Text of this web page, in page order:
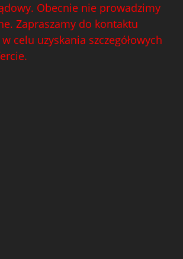
Obecnie nie prowadzimy
Zapraszamy do kontaktu
celu uzyskania szczegółowych